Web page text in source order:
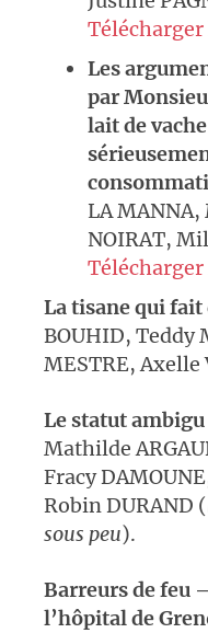
Télécharger
Les
par
lait de
LA
NOIRAT,
Télécharger
La tisane qui
BOUHID, Teddy
MESTRE, Axelle
Le statut
Mathilde
Fracy
Robin DURAND (
sous peu).
Barreurs de feu
l’hôpital de